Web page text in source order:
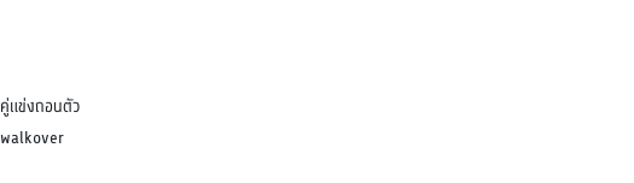
คู่แข่งถอนตัว
walkover